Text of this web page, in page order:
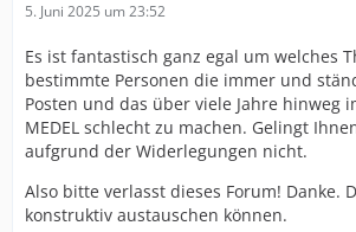
5. Juni 2025 um 23:52
Es ist fantastisch ganz egal um welches
bestimmte Personen die immer und
Posten und das über viele Jahre hinweg
MEDEL schlecht zu machen. Gelingt
aufgrund der Widerlegungen nicht.
Also bitte verlasst dieses Forum! Danke.
konstruktiv austauschen können.